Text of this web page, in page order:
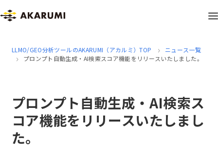
LLMO/GEO分析ツールのAKARUMI（アカルミ）TOP
ニュース一覧
プロンプト自動生成・AI検索スコア機能をリリースいたしました。
プロンプト自動生成・AI検索ス
コア機能をリリースいたしまし
た。